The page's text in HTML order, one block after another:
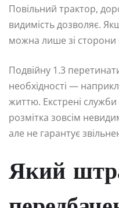
Повільний трактор,
видимість дозволяє.
можна лише зі сторони
Подвійну 1.3
необхідності —
життю. Екстрені
розмітка зовсім
але не гарантує
Який